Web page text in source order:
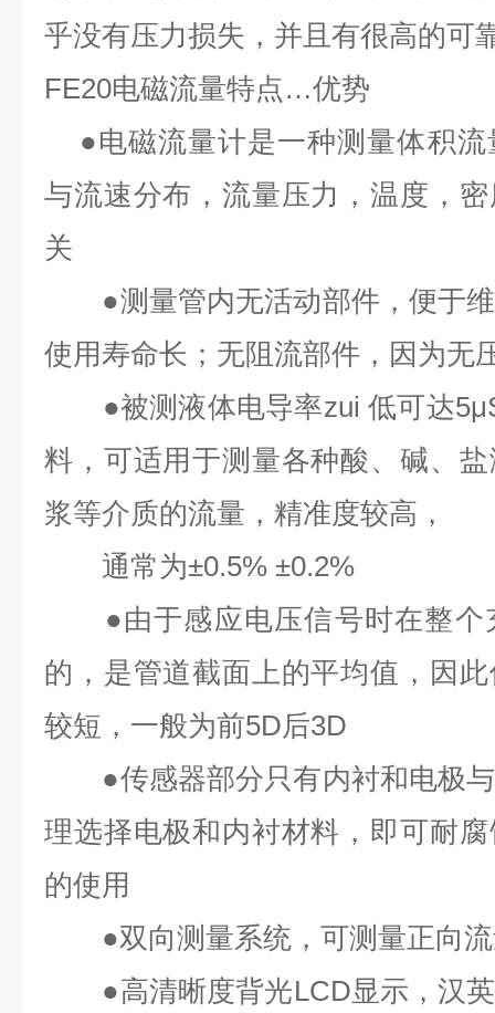
乎没有压力损失，并且有很高的可
FE20电磁流量特点…优势
●电磁流量计是一种测量体积
与流速分布，流量压力，温度，
关
●测量管内无活动部件，便于
使用寿命长；无阻流部件，因为无
●被测液体电导率zui 低可达
料，可适用于测量各种酸、碱、
浆等介质的流量，精准度较高，
通常为±0.5% ±0.2%
●由于感应电压信号时在整
的，是管道截面上的平均值，因
较短，一般为前5D后3D
●传感器部分只有内衬和电极
理选择电极和内衬材料，即可耐
的使用
●双向测量系统，可测量正向
●高清晰度背光LCD显示，汉